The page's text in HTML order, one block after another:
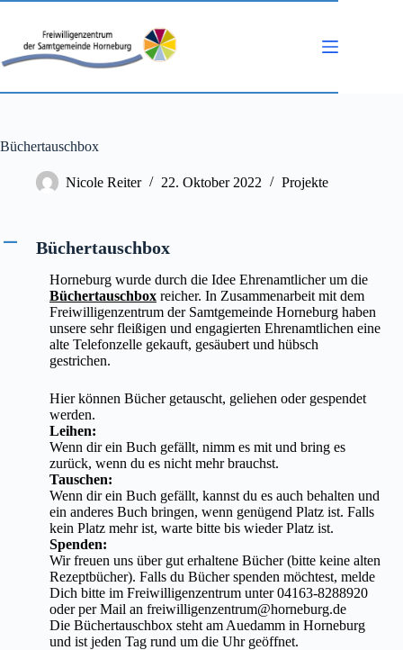
Zum
springen
Büchertauschbox
Nicole Reiter 22. Oktober 2022 Projekte
A Büchertauschbox
Horneburg wurde durch die Idee Ehrenamtlicher um die
Büchertauschbox reicher. In Zusammenarbeit mit dem
Freiwilligenzentrum der Samtgemeinde Horneburg haben
unsere sehr fleißigen und engagierten Ehrenamtlichen eine
alte Telefonzelle gekauft, gesäubert und hübsch
gestrichen.
Hier können Bücher getauscht, geliehen oder gespendet
werden.
Leihen:
Wenn dir ein Buch gefällt, nimm es mit und bring es
zurück, wenn du es nicht mehr brauchst.
Tauschen:
Wenn dir ein Buch gefällt, kannst du es auch behalten und
ein anderes Buch bringen, wenn genügend Platz ist. Falls
kein Platz mehr ist, warte bitte bis wieder Platz ist.
Spenden:
Wir freuen uns über gut erhaltene Bücher (bitte keine alten
Rezeptbücher). Falls du Bücher spenden möchtest, melde
Dich bitte im Freiwilligenzentrum unter 04163-8288920
oder per Mail an freiwilligenzentrum@horneburg.de
Die Büchertauschbox steht am Auedamm in Horneburg
und ist jeden Tag rund um die Uhr geöffnet.